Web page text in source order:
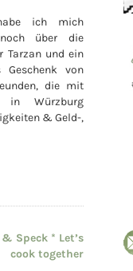
ich mich
über die
Tarzan und ein
Geschenk von
die mit
Würzburg
& Geld-,
Speck * Let’s
cook together